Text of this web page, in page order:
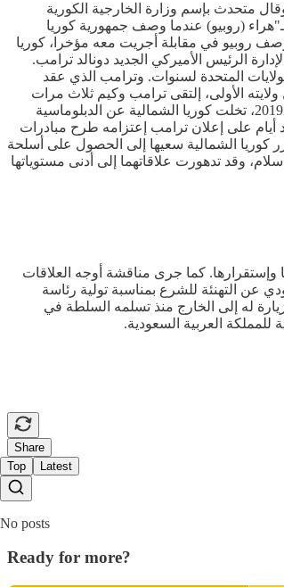
وقال متحدث بإسم وزارة الخارجية الكورية
(روبيو) عندما وصف جمهورية كوريا
روبيو في مقابلة أجريت معه مؤخرا، كوريا
الرئيس الأميركي الجديد دونالد ترامب.
المتحدة لسنوات. وترامب الذي عقد
الأولى، إلتقى ترامب وكيم ثلاث مرات
لكن واشنطن فشلت في إحراز تقدم كبير في الجهود الرامية إلى نزع الأسلحة النووية في كوريا الشمالية. ومنذ إنهيار القمة الثانية بين كيم وترامب في هانوي عام 2019، تخلت كوريا الشمالية عن الدبلوماسية
أيام على إعلان ترامب إعتزامه طرح مبادرات
الزعيم المعزول. ورغم العقوبات الإقتصادية الخانقة المفروضة عليها، أعلنت كوريا الشمالية نفسها قوة نووية "لا رجعة فيها" عام 2022. وتبرر كوريا الشمالية سعيها إلى الحصول على أسلحة
الجنوبية. ولا تزال الكوريتان في حالة حرب منذ انتهاء النزاع بينهما عام 1953 بهدنة وليس بمعاهدة سلام، وقد تدهورت علاقاتهما إلى أدنى مستوياتها
كما جرى مناقشة أوجه العلاقات
عن التهنئة للشرع بمناسبة تولية رئاسة
له إلى الخارج منذ تسلمه السلطة في
العربية السعودية.
Share
Top
Latest
No posts
Ready for more?